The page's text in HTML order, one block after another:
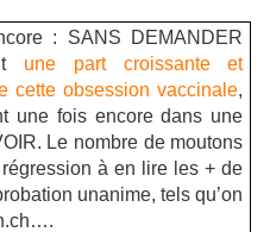
: SANS DEMANDER
une part croissante et
cette obsession vaccinale,
une fois encore dans une
Le nombre de moutons
à en lire les + de
unanime, tels qu’on